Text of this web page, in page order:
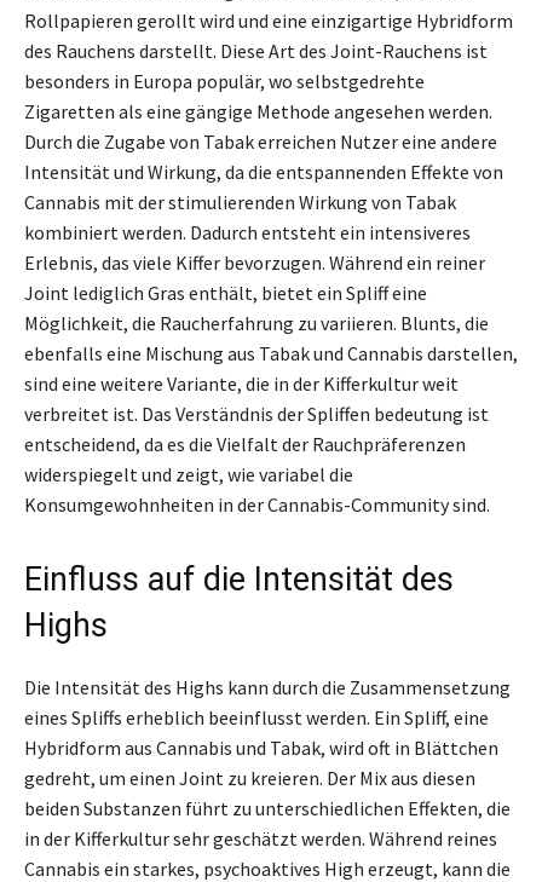
Rollpapieren gerollt wird und eine einzigartige Hybridform
des Rauchens darstellt. Diese Art des Joint-Rauchens ist
besonders in Europa populär, wo selbstgedrehte
Zigaretten als eine gängige Methode angesehen werden.
Durch die Zugabe von Tabak erreichen Nutzer eine andere
Intensität und Wirkung, da die entspannenden Effekte von
Cannabis mit der stimulierenden Wirkung von Tabak
kombiniert werden. Dadurch entsteht ein intensiveres
Erlebnis, das viele Kiffer bevorzugen. Während ein reiner
Joint lediglich Gras enthält, bietet ein Spliff eine
Möglichkeit, die Raucherfahrung zu variieren. Blunts, die
ebenfalls eine Mischung aus Tabak und Cannabis darstellen,
sind eine weitere Variante, die in der Kifferkultur weit
verbreitet ist. Das Verständnis der Spliffen bedeutung ist
entscheidend, da es die Vielfalt der Rauchpräferenzen
widerspiegelt und zeigt, wie variabel die
Konsumgewohnheiten in der Cannabis-Community sind.
Einfluss auf die Intensität des
Highs
Die Intensität des Highs kann durch die Zusammensetzung
eines Spliffs erheblich beeinflusst werden. Ein Spliff, eine
Hybridform aus Cannabis und Tabak, wird oft in Blättchen
gedreht, um einen Joint zu kreieren. Der Mix aus diesen
beiden Substanzen führt zu unterschiedlichen Effekten, die
in der Kifferkultur sehr geschätzt werden. Während reines
Cannabis ein starkes, psychoaktives High erzeugt, kann die